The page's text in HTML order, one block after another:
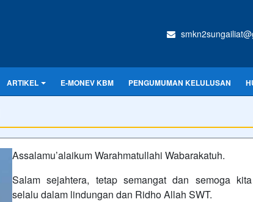
ARTIKEL E-MONEV KBM PENGUMUMAN KELULUSAN
Assalamu’alaikum Warahmatullahi Wabarakatuh.
Salam sejahtera, tetap semangat dan semoga kita
selalu dalam lindungan dan Ridho Allah SWT.